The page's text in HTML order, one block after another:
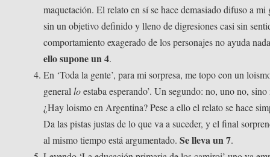
maquetación. El relato en sí se hace demasiado difuso a mi
sin un objetivo definido y lleno de digresiones casi sin
comportamiento exagerado de los personajes no ayuda
ello supone un 4.
En ‘Toda la gente’, para mi sorpresa, me topo con un
generalloestaba esperando’. Un segundo: no, uno no, sino
¿Hay loismo en Argentina? Pese a ello el relato se hace
Da las pistas justas de lo que va a suceder, y el final
al mismo tiempo está argumentado.Se lleva un 7.